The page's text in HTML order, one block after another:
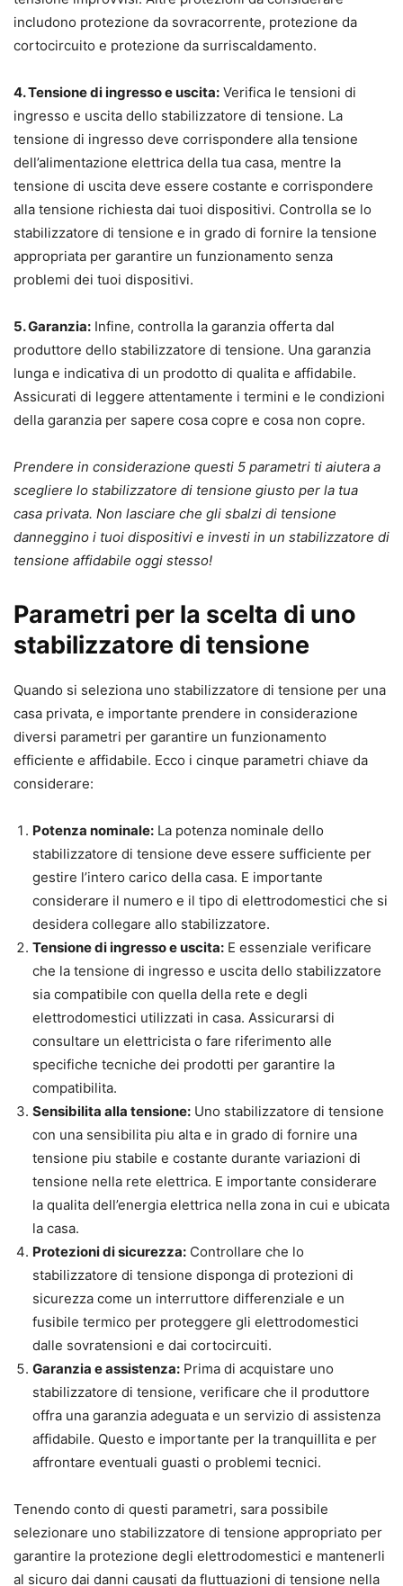
includono protezione da sovracorrente, protezione da
cortocircuito e protezione da surriscaldamento.
4. Tensione di ingresso e uscita: Verifica le tensioni di
ingresso e uscita dello stabilizzatore di tensione. La
tensione di ingresso deve corrispondere alla tensione
dell’alimentazione elettrica della tua casa, mentre la
tensione di uscita deve essere costante e corrispondere
alla tensione richiesta dai tuoi dispositivi. Controlla se lo
stabilizzatore di tensione e in grado di fornire la tensione
appropriata per garantire un funzionamento senza
problemi dei tuoi dispositivi.
5. Garanzia: Infine, controlla la garanzia offerta dal
produttore dello stabilizzatore di tensione. Una garanzia
lunga e indicativa di un prodotto di qualita e affidabile.
Assicurati di leggere attentamente i termini e le condizioni
della garanzia per sapere cosa copre e cosa non copre.
Prendere in considerazione questi 5 parametri ti aiutera a
scegliere lo stabilizzatore di tensione giusto per la tua
casa privata. Non lasciare che gli sbalzi di tensione
danneggino i tuoi dispositivi e investi in un stabilizzatore di
tensione affidabile oggi stesso!
Parametri per la scelta di uno
stabilizzatore di tensione
Quando si seleziona uno stabilizzatore di tensione per una
casa privata, e importante prendere in considerazione
diversi parametri per garantire un funzionamento
efficiente e affidabile. Ecco i cinque parametri chiave da
considerare:
Potenza nominale: La potenza nominale dello
stabilizzatore di tensione deve essere sufficiente per
gestire l’intero carico della casa. E importante
considerare il numero e il tipo di elettrodomestici che si
desidera collegare allo stabilizzatore.
Tensione di ingresso e uscita: E essenziale verificare
che la tensione di ingresso e uscita dello stabilizzatore
sia compatibile con quella della rete e degli
elettrodomestici utilizzati in casa. Assicurarsi di
consultare un elettricista o fare riferimento alle
specifiche tecniche dei prodotti per garantire la
compatibilita.
Sensibilita alla tensione: Uno stabilizzatore di tensione
con una sensibilita piu alta e in grado di fornire una
tensione piu stabile e costante durante variazioni di
tensione nella rete elettrica. E importante considerare
la qualita dell’energia elettrica nella zona in cui e ubicata
la casa.
Protezioni di sicurezza: Controllare che lo
stabilizzatore di tensione disponga di protezioni di
sicurezza come un interruttore differenziale e un
fusibile termico per proteggere gli elettrodomestici
dalle sovratensioni e dai cortocircuiti.
Garanzia e assistenza: Prima di acquistare uno
stabilizzatore di tensione, verificare che il produttore
offra una garanzia adeguata e un servizio di assistenza
affidabile. Questo e importante per la tranquillita e per
affrontare eventuali guasti o problemi tecnici.
Tenendo conto di questi parametri, sara possibile
selezionare uno stabilizzatore di tensione appropriato per
garantire la protezione degli elettrodomestici e mantenerli
al sicuro dai danni causati da fluttuazioni di tensione nella